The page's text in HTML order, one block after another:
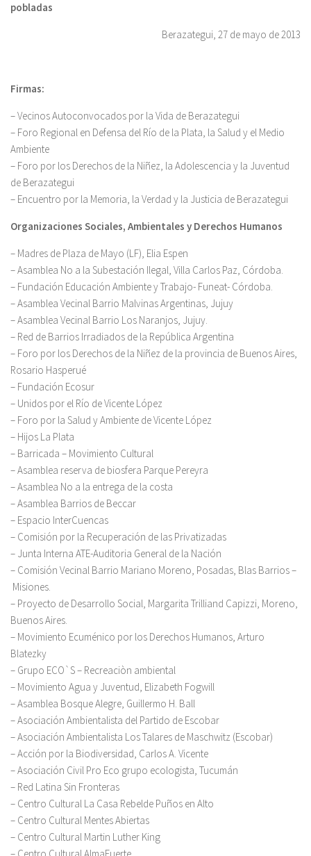
pobladas
Berazategui, 27 de mayo de 2013
Firmas:
– Vecinos Autoconvocados por la Vida de Berazategui
– Foro Regional en Defensa del Río de la Plata, la Salud y el Medio
Ambiente
– Foro por los Derechos de la Niñez, la Adolescencia y la Juventud
de Berazategui
– Encuentro por la Memoria, la Verdad y la Justicia de Berazategui
Organizaciones Sociales, Ambientales y Derechos Humanos
– Madres de Plaza de Mayo (LF), Elia Espen
– Asamblea No a la Subestación Ilegal, Villa Carlos Paz, Córdoba.
– Fundación Educación Ambiente y Trabajo- Funeat- Córdoba.
– Asamblea Vecinal Barrio Malvinas Argentinas, Jujuy
– Asamblea Vecinal Barrio Los Naranjos, Jujuy.
– Red de Barrios Irradiados de la República Argentina
– Foro por los Derechos de la Niñez de la provincia de Buenos Aires,
Rosario Hasperué
– Fundación Ecosur
– Unidos por el Río de Vicente López
– Foro por la Salud y Ambiente de Vicente López
– Hijos La Plata
– Barricada – Movimiento Cultural
– Asamblea reserva de biosfera Parque Pereyra
– Asamblea No a la entrega de la costa
– Asamblea Barrios de Beccar
– Espacio InterCuencas
– Comisión por la Recuperación de las Privatizadas
– Junta Interna ATE-Auditoria General de la Nación
– Comisión Vecinal Barrio Mariano Moreno, Posadas, Blas Barrios –
Misiones.
– Proyecto de Desarrollo Social, Margarita Trilliand Capizzi, Moreno,
Buenos Aires.
– Movimiento Ecuménico por los Derechos Humanos, Arturo
Blatezky
– Grupo ECO`S – Recreaciòn ambiental
– Movimiento Agua y Juventud, Elizabeth Fogwill
– Asamblea Bosque Alegre, Guillermo H. Ball
– Asociación Ambientalista del Partido de Escobar
– Asociación Ambientalista Los Talares de Maschwitz (Escobar)
– Acción por la Biodiversidad, Carlos A. Vicente
– Asociación Civil Pro Eco grupo ecologista, Tucumán
– Red Latina Sin Fronteras
– Centro Cultural La Casa Rebelde Puños en Alto
– Centro Cultural Mentes Abiertas
– Centro Cultural Martin Luther King